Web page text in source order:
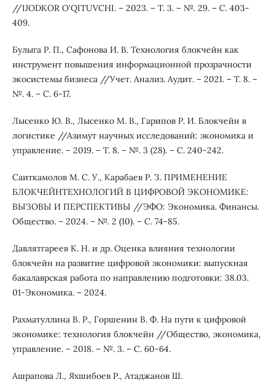
//IJODKOR O'QITUVCHI. – 2023. – Т. 3. – №. 29. – С. 403-
409.
Булыга Р. П., Сафонова И. В. Технология блокчейн как
инструмент повышения информационной прозрачности
экосистемы бизнеса //Учет. Анализ. Аудит. – 2021. – Т. 8. –
№. 4. – С. 6-17.
Лысенко Ю. В., Лысенко М. В., Гарипов Р. И. Блокчейн в
логистике //Азимут научных исследований: экономика и
управление. – 2019. – Т. 8. – №. 3 (28). – С. 240-242.
Саиткамолов М. С. У., Карабаев Р. З. ПРИМЕНЕНИЕ
БЛОКЧЕЙНТЕХНОЛОГИЙ В ЦИФРОВОЙ ЭКОНОМИКЕ:
ВЫЗОВЫ И ПЕРСПЕКТИВЫ //ЭФО: Экономика. Финансы.
Общество. – 2024. – №. 2 (10). – С. 74-85.
Давлятгареев К. Н. и др. Оценка влияния технологии
блокчейн на развитие цифровой экономики: выпускная
бакалаврская работа по направлению подготовки: 38.03.
01-Экономика. – 2024.
Рахматуллина В. Р., Горшенин В. Ф. На пути к цифровой
экономике: технология блокчейн //Общество, экономика,
управление. – 2018. – №. 3. – С. 60-64.
Ашрапова Л., Яхшибоев Р., Атаджанов Ш.